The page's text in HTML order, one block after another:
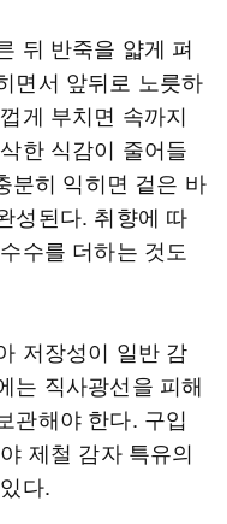
뒤 반죽을 얇게 펴
면서 앞뒤로 노릇하
게 부치면 속까지
한 식감이 줄어들
분히 익히면 겉은 바
성된다. 취향에 따
수를 더하는 것도
저장성이 일반 감
는 직사광선을 피해
관해야 한다. 구입
제철 감자 특유의
다.